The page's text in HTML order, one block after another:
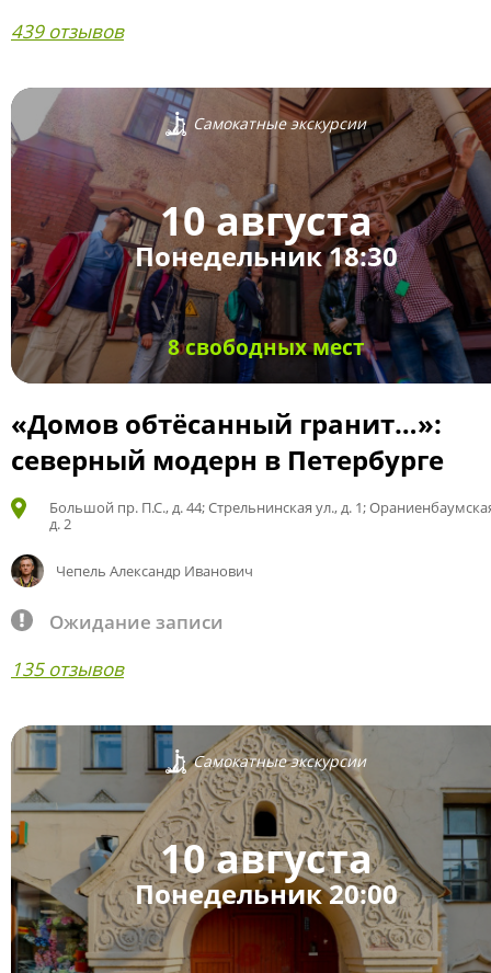
439 отзывов
Самокатные экскурсии
10 августа
Понедельник 18:30
8 свободных мест
«Домов обтёсанный гранит…»:
северный модерн в Петербурге
Большой пр. П.С., д. 44; Стрельнинская ул., д. 1;
д. 2
Чепель Александр Иванович
Ожидание записи
135 отзывов
Самокатные экскурсии
10 августа
Понедельник 20:00